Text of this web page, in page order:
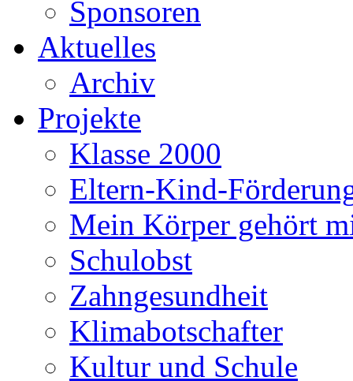
Sponsoren
Aktuelles
Archiv
Projekte
Klasse 2000
Eltern-Kind-
Mein Körper gehört
Schulobst
Zahngesundheit
Klimabotschafter
Kultur und Schule